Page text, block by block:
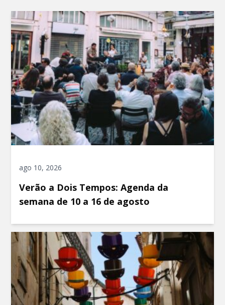
ago 10, 2026
Verão a Dois Tempos: Agenda da
semana de 10 a 16 de agosto